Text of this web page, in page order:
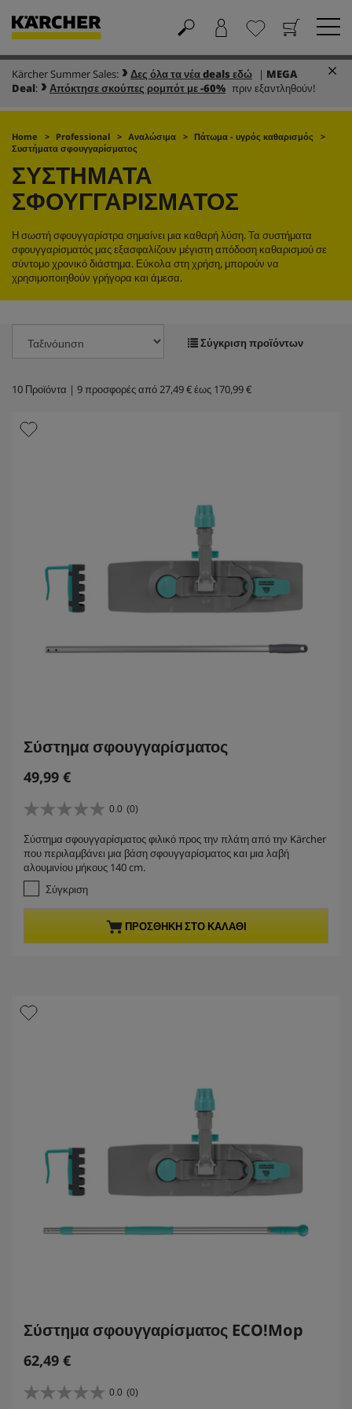
Καλάθι
Αγαπημένα
Kärcher Summer Sales: Δες όλα τα νέα deals εδώ | MEGA
Deal: Απόκτησε σκούπες ρομπότ με -60% πριν εξαντληθούν!
Home Professional Αναλώσιμα
Πάτωμα - υγρός καθαρισμός
Συστήματα σφουγγαρίσματος
ΣΥΣΤΉΜΑΤΑ
ΣΦΟΥΓΓΑΡΊΣΜΑΤΟΣ
Η σωστή σφουγγαρίστρα σημαίνει μια καθαρή λύση. Τα συστήματα
σφουγγαρίσματός μας εξασφαλίζουν μέγιστη απόδοση καθαρισμού σε
σύντομο χρονικό διάστημα. Εύκολα στη χρήση, μπορούν να
χρησιμοποιηθούν γρήγορα και άμεσα.
Σύγκριση προϊόντων
10 Προϊόντα | 9προσφορές από27,49€έως 170,99 €
Σύστημα σφουγγαρίσματος
C
r
e
n
t
p
r
d
t
p
49,99 €
0.0 (0)
0
0
α
π
5
τ
.
Σύστημα σφουγγαρίσματος φιλικό προς την πλάτη από την Kärcher
που περιλαμβάνει μια βάση σφουγγαρίσματος και μια λαβή
αλουμινίου μήκους 140 cm.
Σύγκριση
ΠΡΟΣΘΉΚΗ ΣΤΟ ΚΑΛΆΘΙ
Σύστημα σφουγγαρίσματος ECO!Mop
C
r
62,49 €
0.0 (0)
0